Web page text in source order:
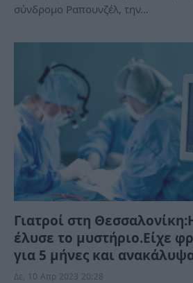
σύνδρομο Ραπουνζέλ, την…
Γιατροί στη
έλυσε το μυστήριο.Είχε
για 5 μήνες και
Δε, 10 Απρ 2023 20:28